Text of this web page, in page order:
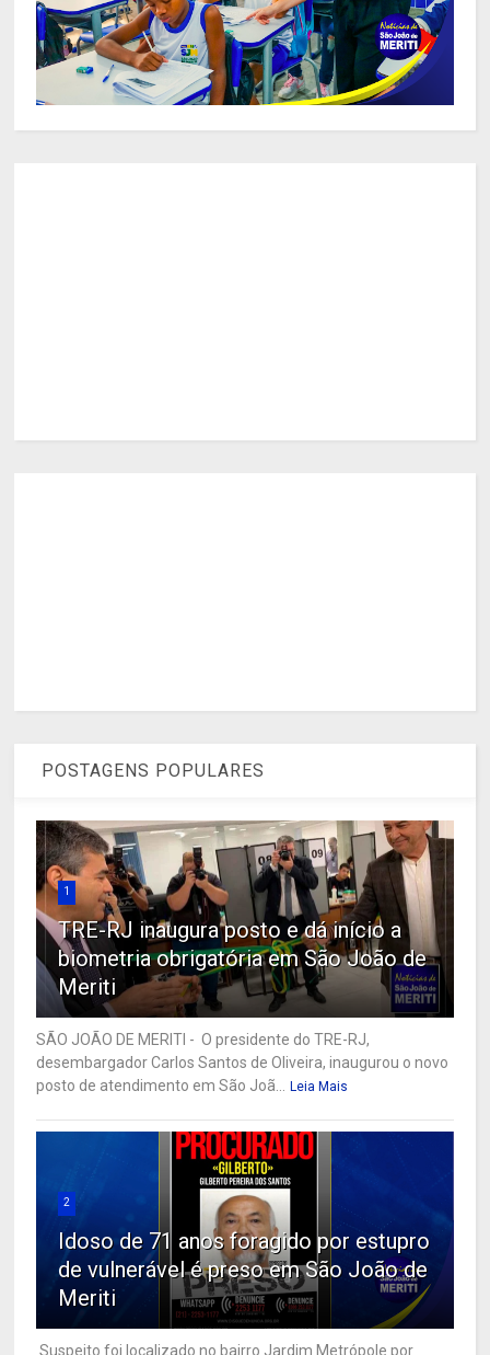
POSTAGENS POPULARES
1
TRE-RJ inaugura posto e dá início a
biometria obrigatória em São João de
Meriti
SÃO JOÃO DE MERITI - O presidente do TRE-RJ,
desembargador Carlos Santos de Oliveira, inaugurou o novo
posto de atendimento em São Joã... Leia Mais
2
Idoso de 71 anos foragido por estupro
de vulnerável é preso em São João de
Meriti
Suspeito foi localizado no bairro Jardim Metrópole por